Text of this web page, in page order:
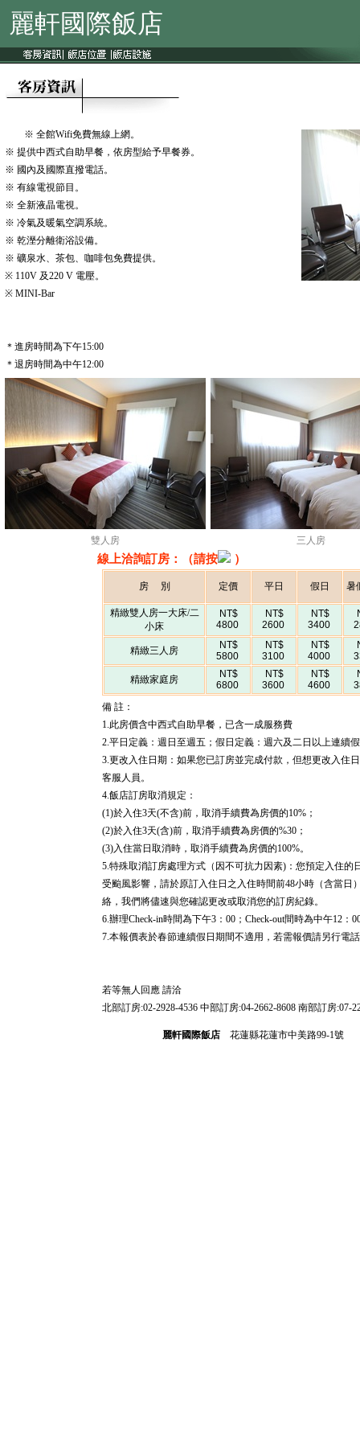
※ 全館Wifi免費無線上網。
※ 提供中西式自助早餐，依房型給予早餐券。
※ 國內及國際直撥電話。
※ 有線電視節目。
※ 全新液晶電視。
※ 冷氣及暖氣空調系統。
※ 乾溼分離衛浴設備。
※ 礦泉水、茶包、咖啡包免費提供。
※ 110V 及220 V 電壓。
※ MINI-Bar
＊進房時間為下午15:00
＊退房時間為中午12:00
雙人房 三人房
線上洽詢訂房：（請按 ）
房 別 定價 平日 假日 暑
精緻雙人房一大床/二
小床
NT$
4800
NT$
2600
NT$
3400
精緻三人房
NT$
5800
NT$
3100
NT$
4000
精緻家庭房
NT$
6800
NT$
3600
NT$
4600
備 註：
1.此房價含中西式自助早餐，已含一成服務費
2.平日定義：週日至週五；假日定義：週六及二日以上連續
3.更改入住日期：如果您已訂房並完成付款，但想更改入住
客服人員。
4.飯店訂房取消規定：
(1)於入住3天(不含)前，取消手續費為房價的10%；
(2)於入住3天(含)前，取消手續費為房價的%30；
(3)入住當日取消時，取消手續費為房價的100%。
5.特殊取消訂房處理方式（因不可抗力因素)：您預定入住的
受颱風影響，請於原訂入住日之入住時間前48小時（含當日
絡，我們將儘速與您確認更改或取消您的訂房紀錄。
6.辦理Check-in時間為下午3：00；Check-out間時為中午12：
7.本報價表於春節連續假日期間不適用，若需報價請另行電
若等無人回應 請洽
北部訂房:02-2928-4536 中部訂房:04-2662-8608 南部訂房:07-
麗軒國際飯店 花蓮縣花蓮市中美路99-1號
麗軒國際飯店